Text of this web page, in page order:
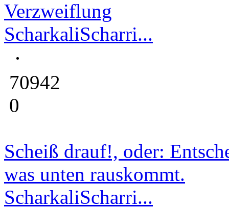
Verzweiflung
ScharkaliScharri...
70942
0
Scheiß drauf!, oder:
was unten rauskommt.
ScharkaliScharri...